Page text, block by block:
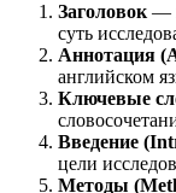
Заголовок—
суть
Аннотация
английском
Ключевые
Введение
цели
Методы